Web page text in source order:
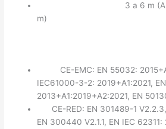
3 a 6 m
m)
CE-EMC: EN 55032:
IEC61000-3-2: 2019+A1:2021,
2013+A1:2019+A2:2021, EN
CE-RED: EN 301489-1
EN 300440 V2.1.1, EN IEC 62311: